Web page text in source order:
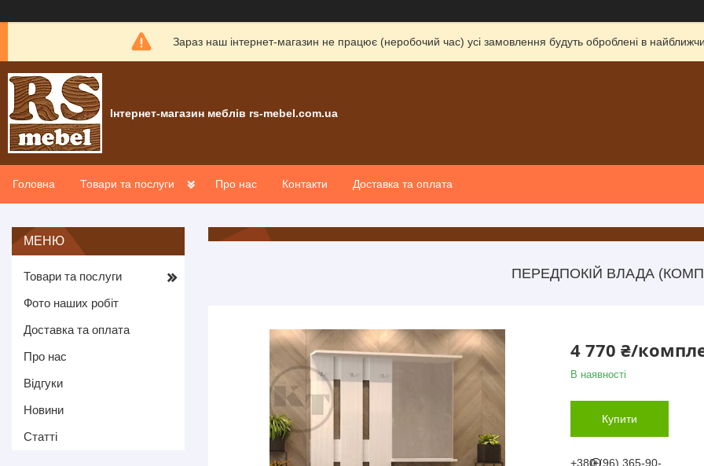
Зараз наш інтернет-магазин не працює (неробочий час) усі замовлення будуть оброблені в
Інтернет-магазин меблів rs-mebel.com.ua
Головна Товари та послуги Про нас Контакти Доставка та оплата
ПЕРЕДПОКІЙ ВЛАДА
4 770 ₴/
В наявності
Купити
+380 (96) 365-90-
Товари та послуги
Фото наших робіт
Доставка та оплата
Про нас
Відгуки
Новини
Статті